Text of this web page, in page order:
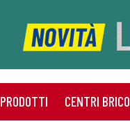
PRODOTTI CENTRI BRICO